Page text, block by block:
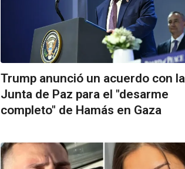
Trump anunció un acuerdo con la
Junta de Paz para el "desarme
completo" de Hamás en Gaza